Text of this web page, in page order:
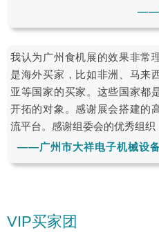
——
我认为广州食机展的效果非常
是海外买家，比如非洲、马来
亚等国家的买家。这些国家都
开拓的对象。感谢展会搭建的
流平台。感谢组委会的优秀组织
——广州市大祥电子机械设
VIP买家团